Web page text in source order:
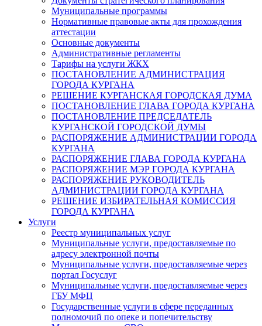
Муниципальные программы
Нормативные правовые акты для прохождения
аттестации
Основные документы
Административные регламенты
Тарифы на услуги ЖКХ
ПОСТАНОВЛЕНИЕ АДМИНИСТРАЦИЯ
ГОРОДА КУРГАНА
РЕШЕНИЕ КУРГАНСКАЯ ГОРОДСКАЯ ДУМА
ПОСТАНОВЛЕНИЕ ГЛАВА ГОРОДА КУРГАНА
ПОСТАНОВЛЕНИЕ ПРЕДСЕДАТЕЛЬ
КУРГАНСКОЙ ГОРОДСКОЙ ДУМЫ
РАСПОРЯЖЕНИЕ АДМИНИСТРАЦИИ ГОРОДА
КУРГАНА
РАСПОРЯЖЕНИЕ ГЛАВА ГОРОДА КУРГАНА
РАСПОРЯЖЕНИЕ МЭР ГОРОДА КУРГАНА
РАСПОРЯЖЕНИЕ РУКОВОДИТЕЛЬ
АДМИНИСТРАЦИИ ГОРОДА КУРГАНА
РЕШЕНИЕ ИЗБИРАТЕЛЬНАЯ КОМИССИЯ
ГОРОДА КУРГАНА
Услуги
Реестр муниципальных услуг
Муниципальные услуги, предоставляемые по
адресу электронной почты
Муниципальные услуги, предоставляемые через
портал Госуслуг
Муниципальные услуги, предоставляемые через
ГБУ МФЦ
Государственные услуги в сфере переданных
полномочий по опеке и попечительству